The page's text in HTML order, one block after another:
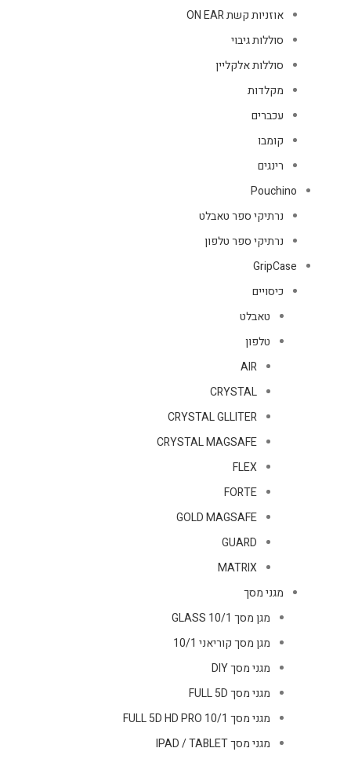
אוזניות קשת ON EAR
סוללות גיבוי
סוללות אלקליין
מקלדות
עכברים
קומבו
רינגים
Pouchino
נרתיקי ספר טאבלט
נרתיקי ספר טלפון
GripCase
כיסויים
טאבלט
טלפון
AIR
CRYSTAL
CRYSTAL GLLITER
CRYSTAL MAGSAFE
FLEX
FORTE
GOLD MAGSAFE
GUARD
MATRIX
מגני מסך
מגן מסך GLASS 10/1
מגן מסך קוריאני 10/1
מגני מסך DIY
מגני מסך FULL 5D
מגני מסך FULL 5D HD PRO 10/1
מגני מסך IPAD / TABLET